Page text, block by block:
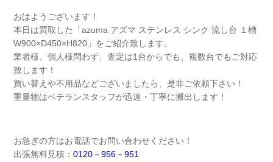
おはようございます！
本日は買取した「azuma アズマ ステンレス シンク 流し台 １槽
W900×D450×H820」をご紹介致します。
業者様、個人様問わず、査定は1台からでも、複数台でもご対応
致します！
買い替えや不用品などございましたら、是非ご依頼下さい！
重量物はベテランスタッフが迅速・丁寧に搬出します！
お急ぎの方はお電話でお問い合わせください！
出張無料見積：0120－956－951